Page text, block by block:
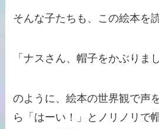
そんな子たちも、この絵本を
「ナスさん、帽子をかぶりま
のように、絵本の世界観で声
ら「はーい！」とノリノリで